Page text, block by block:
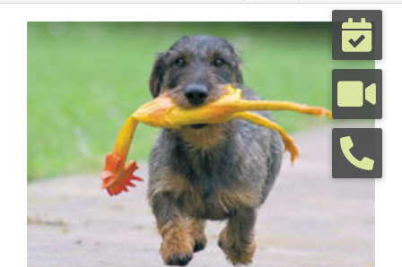
Notfall
Tierarztpraxis
Tierhalterinfos
Kontakt
Zeige